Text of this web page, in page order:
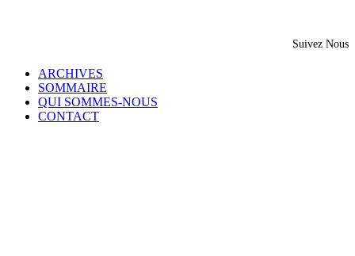
Suivez Nous
ARCHIVES
SOMMAIRE
QUI SOMMES-NOUS
CONTACT